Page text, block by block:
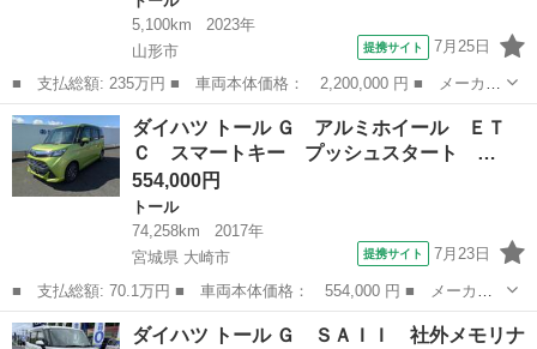
5,100km
2023年
山形市
提携サイト 7月25日
■ 支払総額: 235万円 ■ 車両本体価格： 2,200,000 円 ■ メーカー
名： ダイハツ ■ 車種名： トール ■ グレード名： カスタム
Ｇ ４ＷＤ 両側電動スライドドア 全周囲カメラ クリアランスソ
ナー クルコ...
山形 山形市 トール
ダイハツ トール Ｇ アルミホイール ＥＴ
Ｃ スマートキー プッシュスタート …
554,000円
トール
74,258km
2017年
宮城県 大崎市
提携サイト 7月23日
■ 支払総額: 70.1万円 ■ 車両本体価格： 554,000 円 ■ メーカー
名： ダイハツ ■ 車種名： トール ■ グレード名： Ｇ アルミ
ホイール ＥＴＣ スマートキー プッシュスタート アイドリング
宮城 大崎市 トール
ダイハツ トール Ｇ ＳＡＩＩ 社外メモリナ